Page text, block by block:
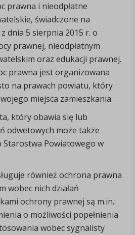
prawna i nieodpłatne
świadczone na
dnia 5 sierpnia 2015 r. o
prawnej, nieodpłatnym
oraz edukacji prawnej.
prawna jest organizowana
na prawach powiatu, który
miejsca zamieszkania.
który obawia się lub
odwetowych może także
Starostwa Powiatowego w
również ochrona prawna
wobec nich działań
ochrony prawnej są m.in.:
o możliwości popełnienia
wobec sygnalisty